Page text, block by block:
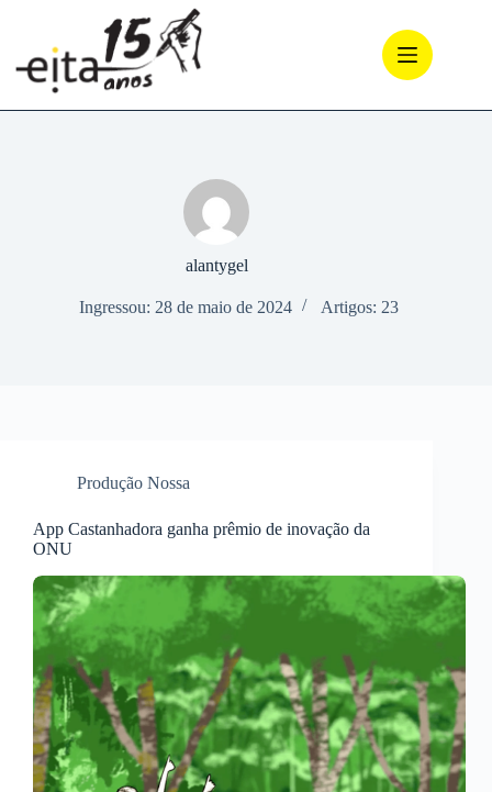
conteúdo
alantygel
Ingressou: 28 de maio de 2024 Artigos: 23
Produção Nossa
App Castanhadora ganha prêmio de inovação da
ONU